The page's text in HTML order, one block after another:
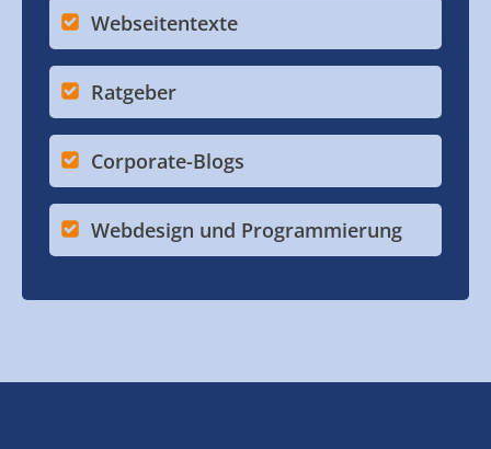
Webseitentexte
Ratgeber
Corporate-Blogs
Webdesign und Programmierung